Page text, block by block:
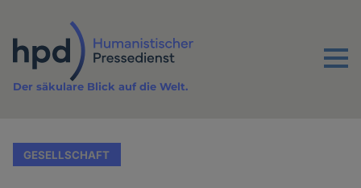
Inhalt
Menu
Der säkulare Blick auf die Welt.
GESELLSCHAFT